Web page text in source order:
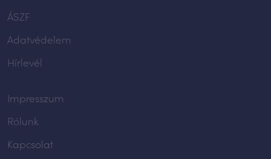
ÁSZF
Adatvédelem
Hírlevél
Impresszum
Rólunk
Kapcsolat